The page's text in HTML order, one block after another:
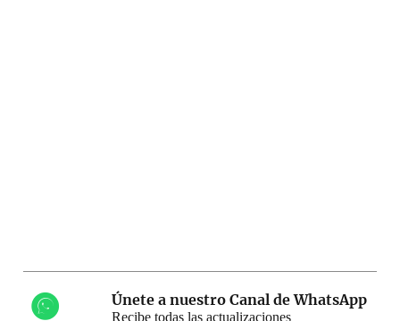
Únete a nuestro Canal de WhatsApp
Recibe todas las actualizaciones